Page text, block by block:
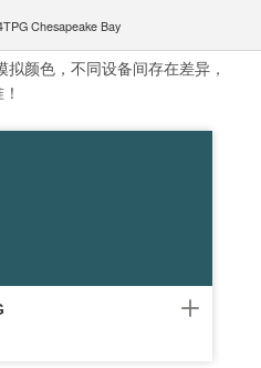
Chesapeake Bay
拟颜色，不同设备间存在差异，